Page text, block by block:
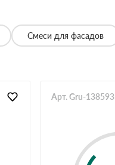
Смеси для фасадов
Арт. Gru-138593